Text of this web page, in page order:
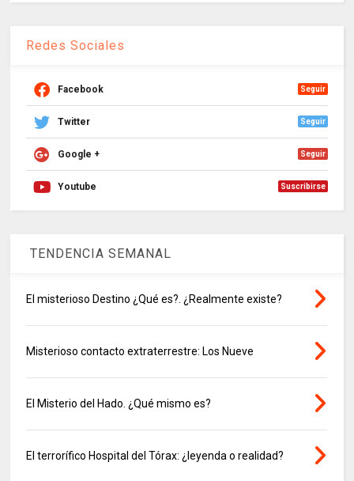
Redes Sociales
Facebook Seguir
Twitter Seguir
Google + Seguir
Youtube Suscribirse
TENDENCIA SEMANAL
El misterioso Destino ¿Qué es?. ¿Realmente existe?
Misterioso contacto extraterrestre: Los Nueve
El Misterio del Hado. ¿Qué mismo es?
El terrorífico Hospital del Tórax: ¿leyenda o realidad?